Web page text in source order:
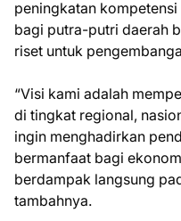
peningkatan
bagi putra-putri daerah
riset untuk
“Visi kami adalah
di tingkat regional,
ingin menghadirkan
bermanfaat bagi
berdampak langsung
tambahnya.